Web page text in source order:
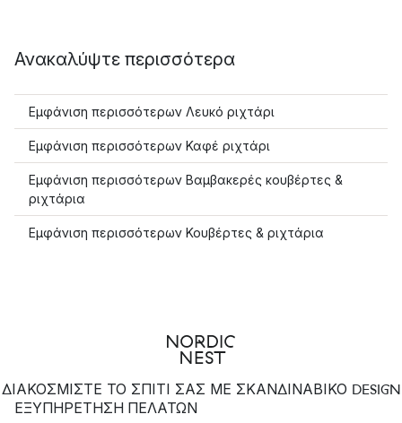
Ανακαλύψτε περισσότερα
Εμφάνιση περισσότερων Λευκό ριχτάρι
Εμφάνιση περισσότερων Καφέ ριχτάρι
Εμφάνιση περισσότερων Βαμβακερές κουβέρτες &
ριχτάρια
Εμφάνιση περισσότερων Κουβέρτες & ριχτάρια
ΔΙΑΚΟΣΜΙΣΤΕ ΤΟ ΣΠΙΤΙ ΣΑΣ ΜΕ ΣΚΑΝΔΙΝΑΒΙΚΟ DESIGN
ΕΞΥΠΗΡΈΤΗΣΗ ΠΕΛΑΤΏΝ